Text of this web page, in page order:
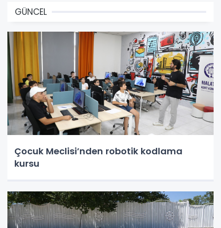
GÜNCEL
Çocuk Meclisi’nden robotik kodlama
kursu